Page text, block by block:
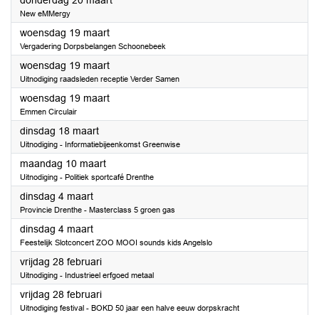
New eMMergy
woensdag 19 maart2025
Vergadering Dorpsbelangen Schoonebeek
woensdag 19 maart2025
Uitnodiging raadsleden receptie Verder Samen
woensdag 19 maart2025
Emmen Circulair
dinsdag 18 maart2025
Uitnodiging - Informatiebijeenkomst Greenwise
maandag 10 maart2025
Uitnodiging - Politiek sportcafé Drenthe
dinsdag 4 maart2025
Provincie Drenthe - Masterclass 5 groen gas
dinsdag 4 maart2025
Feestelijk Slotconcert ZOO MOOI sounds kids Angelslo
vrijdag 28 februari2025
Uitnodiging - Industrieel erfgoed metaal
vrijdag 28 februari2025
Uitnodiging festival - BOKD 50 jaar een halve eeuw dorpskracht